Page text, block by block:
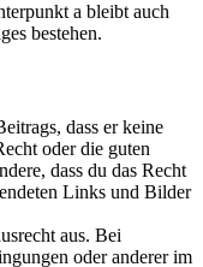
a bleibt auch
bestehen.
dass er keine
oder die guten
dass du das Recht
Links und Bilder
aus. Bei
oder anderer im